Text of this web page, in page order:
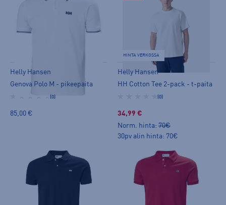
Helly Hansen
Genova Polo M - pikeepaita
(0)
85,00 €
HINTA VERKOSSA
Helly Hansen
HH Cotton Tee 2-pack - t-paita
(0)
34,99 €
Norm. hinta: 70€
30pv alin hinta: 70€